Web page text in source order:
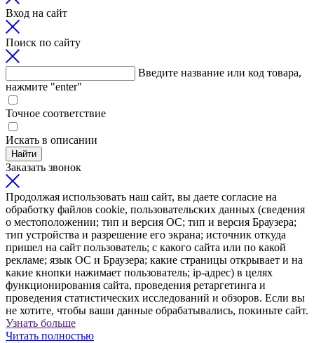
Вход на сайт
Поиск по сайту
Введите название или код товара,
нажмите "enter"
Точное соответствие
Искать в описании
Найти
Заказать звонок
Продолжая использовать наш сайт, вы даете согласие на
обработку файлов cookie, пользовательских данных (сведения
о местоположении; тип и версия ОС; тип и версия Браузера;
тип устройства и разрешение его экрана; источник откуда
пришел на сайт пользователь; с какого сайта или по какой
рекламе; язык ОС и Браузера; какие страницы открывает и на
какие кнопки нажимает пользователь; ip-адрес) в целях
функционирования сайта, проведения ретаргетинга и
проведения статистических исследований и обзоров. Если вы
не хотите, чтобы ваши данные обрабатывались, покиньте сайт.
Узнать больше
Читать полностью